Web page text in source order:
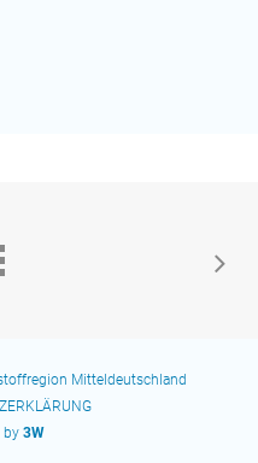
Mitteldeutschland
by3W